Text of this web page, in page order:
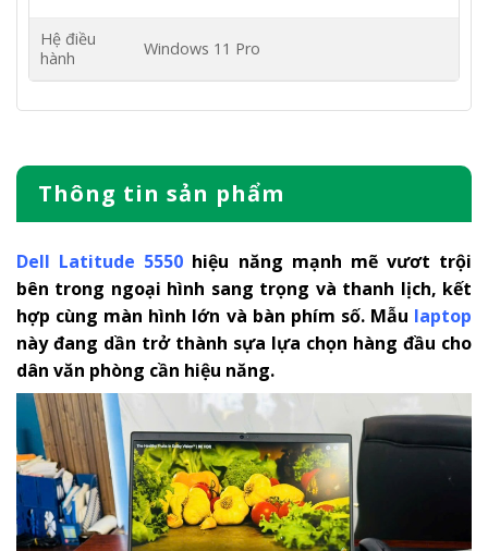
Thông tin sản phẩm
Dell Latitude 5550 hiệu năng mạnh mẽ vươt trội
bên trong ngoại hình sang trọng và thanh lịch, kết
hợp cùng màn hình lớn và bàn phím số. Mẫu laptop
này đang dần trở thành sựa lựa chọn hàng đầu cho
dân văn phòng cần hiệu năng.
Hệ điều
hành
Windows 11 Pro